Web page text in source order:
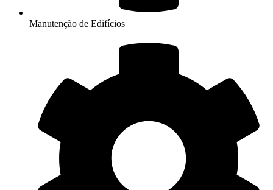
Manutenção de Edifícios